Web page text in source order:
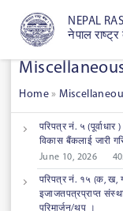
NEPAL
नेपाल
Home »
परिपत्र नं. ५
विकास बैंकलाई जारी
June 10, 2026
परिपत्र नं. १५ (क, ख,
इजाजतपत्रप्राप्त
परिमार्जन/थप ।